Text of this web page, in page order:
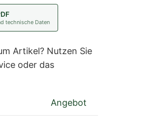
technische Daten
Artikel? Nutzen Sie
oder das
Angebot